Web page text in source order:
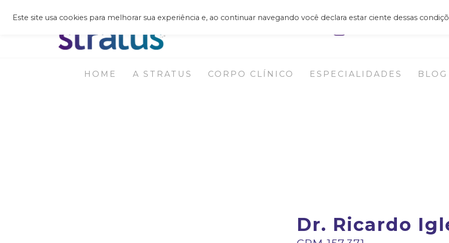
HOME A STRATUS CORPO CLÍNICO ESPECIALIDADES BLOG
Dr. Ricardo
Este site usa cookies para melhorar sua experiência e, ao continuar navegando você declara estar ciente dessas